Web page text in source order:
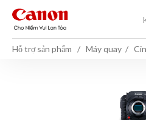
Hỗ trợ sản phẩm Máy quay